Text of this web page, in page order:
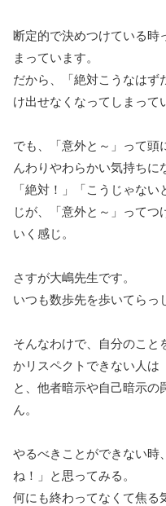
断定的で決めつけている時
まっています。
だから、「絶対こうなはず
け出せなくなってしまって
でも、「意外と～」って頭
んわりやわらかい気持ちに
「絶対！」「こうじゃな
じが、「意外と～」ってつ
いく感じ。
さすが大嶋先生です。
いつも数歩先を歩いてらっ
そんなわけで、自分のこと
かリスペクトできない人は
と、他者暗示や自己暗示の
ん。
やるべきことができない時
ね！」と思ってみる。
何にも終わってなくて焦る